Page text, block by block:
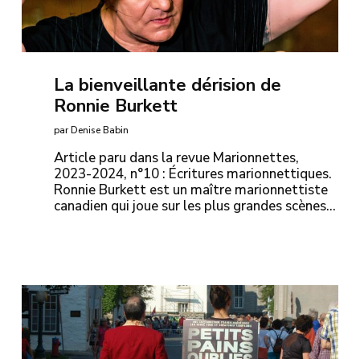
La bienveillante dérision de
Ronnie Burkett
par Denise Babin
Article paru dans la revue Marionnettes,
2023-2024, n°10 : Écritures marionnettiques.
Ronnie Burkett est un maître marionnettiste
canadien qui joue sur les plus grandes scènes…